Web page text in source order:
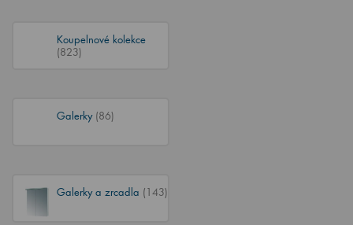
Koupelnové kolekce
(823)
Galerky (86)
Galerky a zrcadla (143)